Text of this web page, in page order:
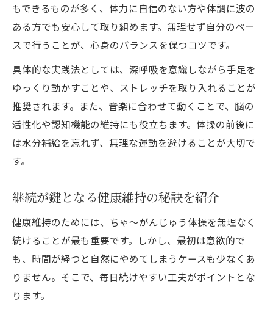
もできるものが多く、体力に自信のない方や体調に波の
ある方でも安心して取り組めます。無理せず自分のペー
スで行うことが、心身のバランスを保つコツです。
具体的な実践法としては、深呼吸を意識しながら手足を
ゆっくり動かすことや、ストレッチを取り入れることが
推奨されます。また、音楽に合わせて動くことで、脳の
活性化や認知機能の維持にも役立ちます。体操の前後に
は水分補給を忘れず、無理な運動を避けることが大切で
す。
継続が鍵となる健康維持の秘訣を紹介
健康維持のためには、ちゃ～がんじゅう体操を無理なく
続けることが最も重要です。しかし、最初は意欲的で
も、時間が経つと自然にやめてしまうケースも少なくあ
りません。そこで、毎日続けやすい工夫がポイントとな
ります。